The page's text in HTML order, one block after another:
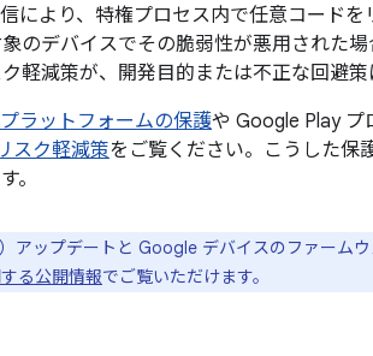
により、特権プロセス内で任意コードを
のデバイスでその脆弱性が悪用された
軽減策が、開発目的または不正な回避策
ラットフォームの保護や Google Play プ
スク軽減策をご覧ください。こうした保
。
アップデートと Google デバイスのファームウ
る公開情報でご覧いただけます。